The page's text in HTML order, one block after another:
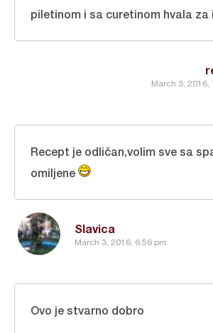
March 3, 2016,
piletinom i sa curetinom hvala za
Slavica
March 3, 2016, 6:56 pm
Recept je odličan,volim sve sa
omiljene
Ovo je stvarno dobro